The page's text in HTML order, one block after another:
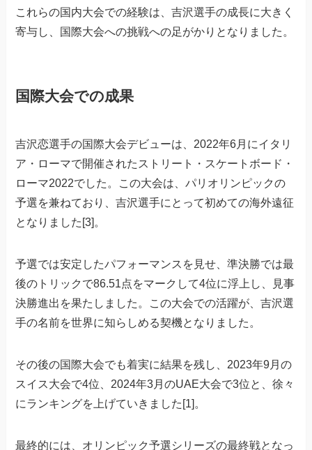
これらの国内大会での経験は、吉沢選手の成長に大きく
寄与し、国際大会への挑戦への足がかりとなりました。
国際大会での成果
吉沢恋選手の国際大会デビューは、2022年6月にイタリ
ア・ローマで開催されたストリート・スケートボード・
ローマ2022でした。この大会は、パリオリンピックの
予選を兼ねており、吉沢選手にとって初めての海外遠征
となりました[3]。
予選では安定したパフォーマンスを見せ、準決勝では最
後のトリックで86.51点をマークして4位に浮上し、見事
決勝進出を果たしました。この大会での活躍が、吉沢選
手の名前を世界に知らしめる契機となりました。
その後の国際大会でも着実に結果を残し、2023年9月の
スイス大会で4位、2024年3月のUAE大会で3位と、徐々
にランキングを上げていきました[1]。
最終的には、オリンピック予選シリーズの最終戦となっ